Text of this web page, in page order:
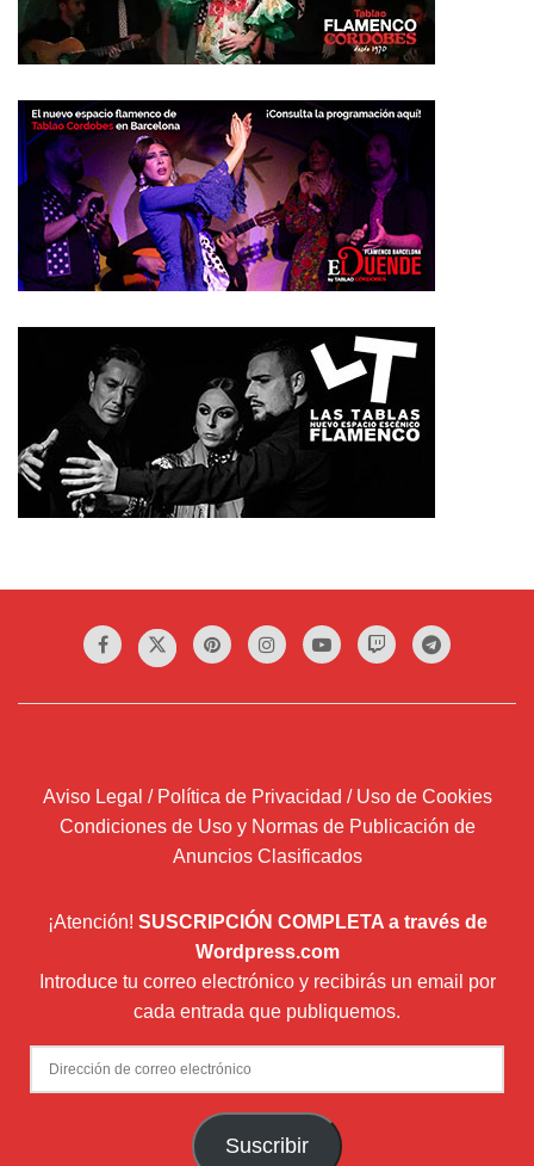
Aviso Legal / Política de Privacidad / Uso de Cookies
Condiciones de Uso y Normas de Publicación de
Anuncios Clasificados
¡Atención! SUSCRIPCIÓN COMPLETA a través de
Wordpress.com
Introduce tu correo electrónico y recibirás un email por
cada entrada que publiquemos.
Dirección
de
Suscribir